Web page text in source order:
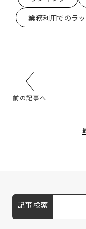
業務利用でのラ
前の記事へ
記事検索